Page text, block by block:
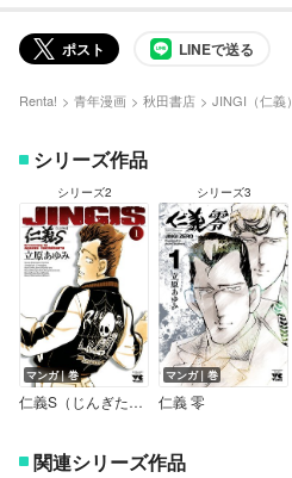
ポスト LINEで送る
Renta! 青年漫画 秋田書店 JINGI（仁義）
シリーズ作品
シリーズ2
マンガ｜巻
仁義S（じんぎたち）
シリーズ3
マンガ｜巻
仁義 零
関連シリーズ作品